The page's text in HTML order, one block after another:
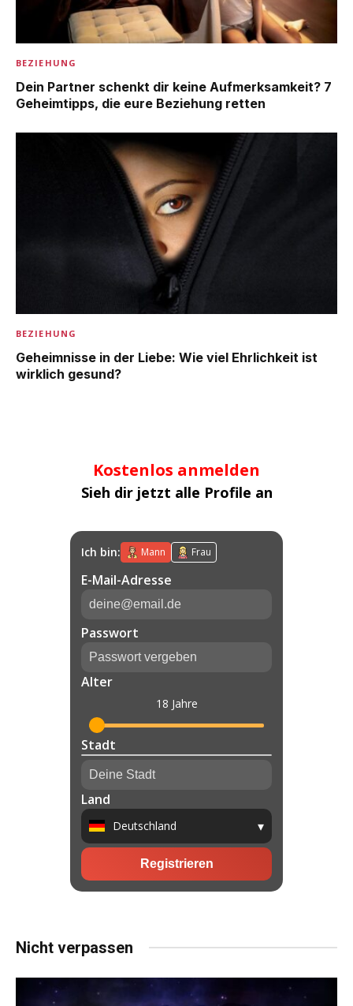
BEZIEHUNG
Dein Partner schenkt dir keine Aufmerksamkeit? 7
Geheimtipps, die eure Beziehung retten
BEZIEHUNG
Geheimnisse in der Liebe: Wie viel Ehrlichkeit ist
wirklich gesund?
Kostenlos anmelden
Sieh dir jetzt alle Profile an
Nicht verpassen